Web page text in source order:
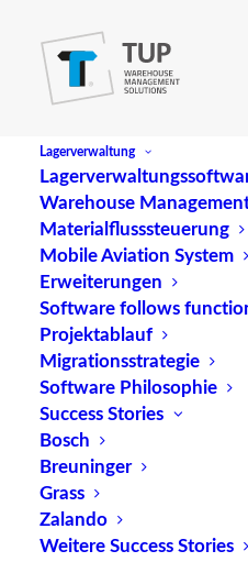
Lagerverwaltung
Warehouse
Materialflusssteuerung
Mobile Aviation System
Erweiterungen
Software follows
Projektablauf
Migrationsstrategie
Software Philosophie
Success Stories
Bosch
Breuninger
Grass
Zalando
Weitere Success Stories
Complete Load
engl. für Komplettmenge
Quelle: logipedia /
TUP GmbH & Co. KG